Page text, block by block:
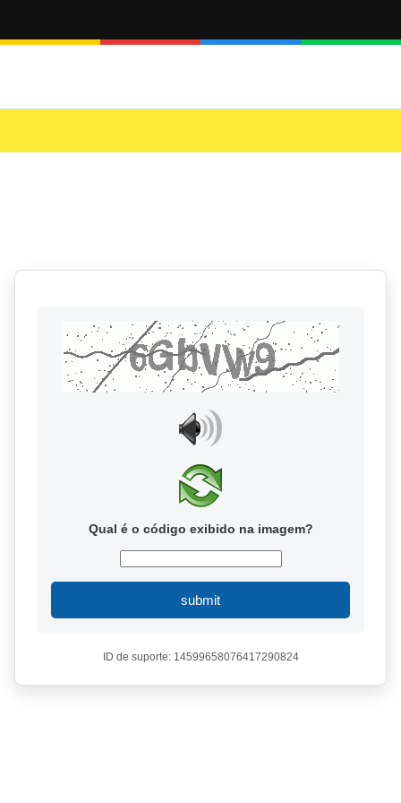
Qual é o código exibido na imagem?
submit
ID de suporte: 14599658076417290824